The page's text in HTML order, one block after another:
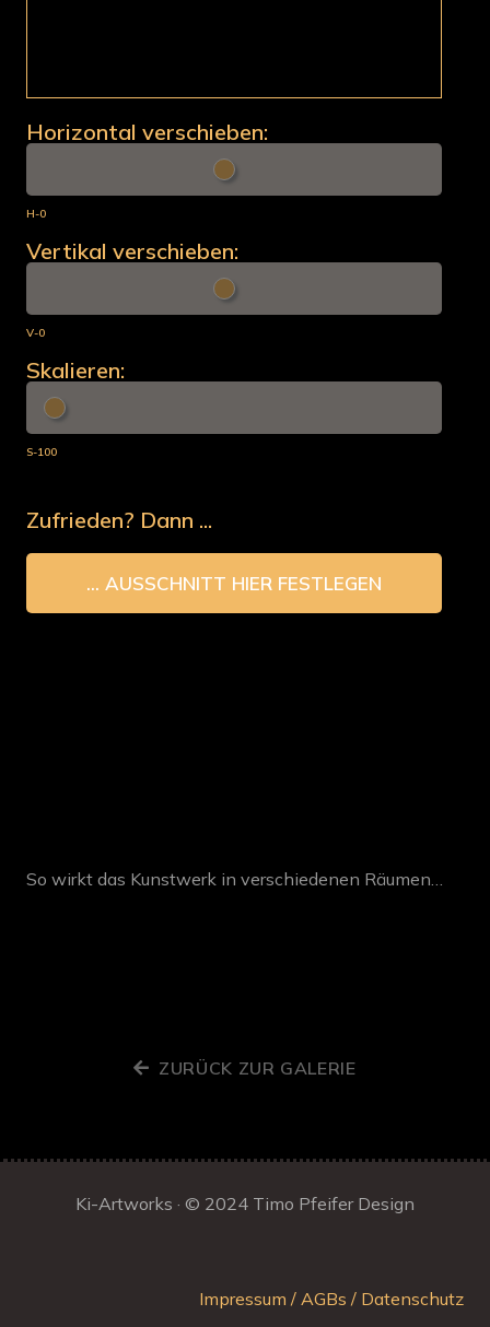
Horizontal verschieben:
H-0
Vertikal verschieben:
V-0
Skalieren:
S-100
Zufrieden? Dann ...
So wirkt das Kunstwerk in verschiedenen Räumen…
ZURÜCK ZUR GALERIE
Ki-Artworks · © 2024 Timo Pfeifer Design
Impressum / AGBs / Datenschutz